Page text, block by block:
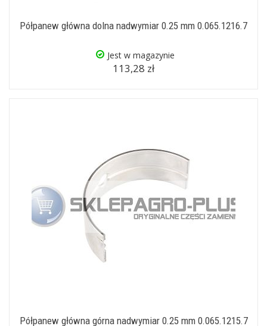
Półpanew główna dolna nadwymiar 0.25 mm 0.065.1216.7
Jest w magazynie
113,28 zł
Półpanew główna górna nadwymiar 0.25 mm 0.065.1215.7